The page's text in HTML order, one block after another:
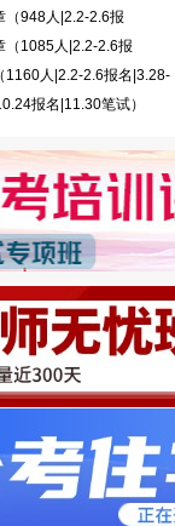
（948人|2.2-2.6报
（1085人|2.2-2.6报
1160人|2.2-2.6报名|3.28-
报名|11.30笔试）